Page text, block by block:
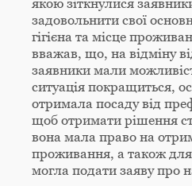
якою зіткнулися
задовольнити свої
гігієна та місце
вважав, що, на відміну
заявники мали
ситуація покращиться,
отримала посаду від
щоб отримати рішення
вона мала право на
проживання, а також
могла подати заяву про